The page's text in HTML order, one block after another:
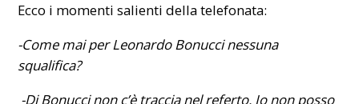
Ecco i momenti salienti della telefonata:
-Come mai per Leonardo Bonucci nessuna
squalifica?
-Di Bonucci non c’è traccia nel referto. Io non posso